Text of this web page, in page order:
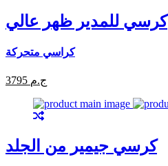
كرسي للمدير ظهر عالي
كراسي متحركة
3795 ج.م
كرسي جيمير من الجلد